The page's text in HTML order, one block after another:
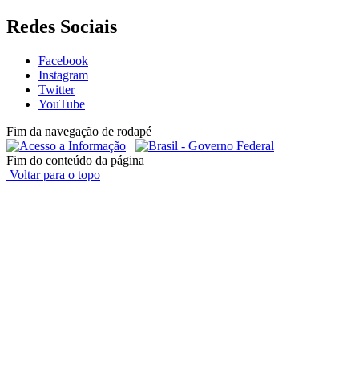
Redes Sociais
Facebook
Instagram
Twitter
YouTube
Fim da navegação de rodapé
Fim do conteúdo da página
Voltar para o topo